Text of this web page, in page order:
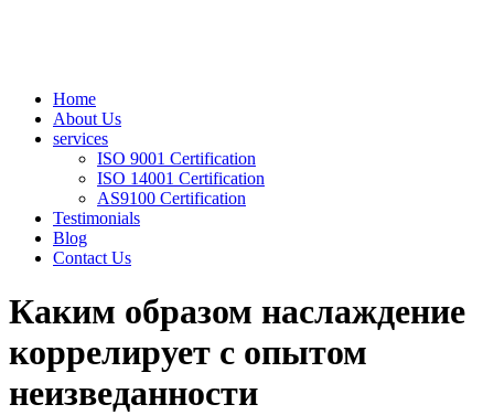
Home
About Us
services
ISO 9001 Certification
ISO 14001 Certification
AS9100 Certification
Testimonials
Blog
Contact Us
Каким образом наслаждение
коррелирует с опытом
неизведанности